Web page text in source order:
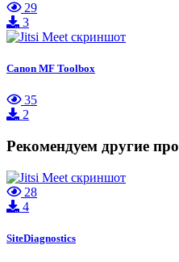
29
3
Canon MF Toolbox
35
2
Рекомендуем другие
28
4
SiteDiagnostics